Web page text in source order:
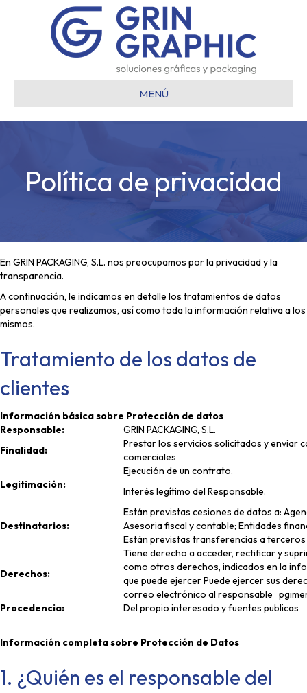
MENÚ
Política de privacidad
En GRIN PACKAGING, S.L. nos preocupamos por la privacidad y la
transparencia.
A continuación, le indicamos en detalle los tratamientos de datos
personales que realizamos, así como toda la información relativa a los
mismos.
Tratamiento de los datos de
clientes
Información básica sobre Protección de datos
Responsable:
GRIN PACKAGING, S.L.
Finalidad:
Prestar los servicios solicitados y enviar
comerciales
Legitimación:
Ejecución de un contrato.
Interés legítimo del Responsable.
Destinatarios:
Están previstas cesiones de datos a:
Asesoria fiscal y contable; Entidades
Están previstas transferencias a terceros
Derechos:
Tiene derecho a acceder, rectificar y
como otros derechos, indicados en la
que puede ejercer Puede ejercer sus
correo electrónico al responsable
Procedencia:
Del propio interesado y fuentes publicas
Información completa sobre Protección de Datos
1. ¿Quién es el responsable del